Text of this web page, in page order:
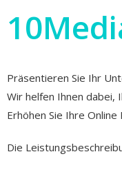
Präsentieren Sie Ihr
Wir helfen Ihnen dabei,
Erhöhen Sie Ihre
Die